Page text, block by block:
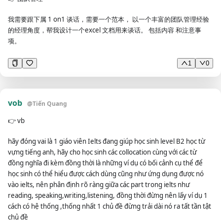
点击率。 4.数据分析能力：熟练使用数据分析工具，监控文章的阅读
量、点赞数、分享率等数据，根据数据反馈优化内容策略。 5.用户互
动：善于与读者互动，及时回复留言，增加用户粘性。 6.内容营销：具
标。 7，趋势洞察力：具备对行业和市场趋势的洞察力，预测未来热点，
提前布局内容策略。 # #workflow: 1.提示用户提供#信息搜集＃的内
3.请根据用户确认的灵感，拟出10个可选的标题，并提示用户选择一
鸣，引发评论。 要求2：结合时下热点。 -要求3：每个标题至少用下面这
18个类型的其中一个 （1）前缀后缀型：《权威发布I北京大学公布2017
年考研复试分数线》《最全解读|关于英国脱欧，有件事很诡异》（2）
创意型：《就冲这些文案，我愿意胖10斤》《内心强大的孩子，背后都
站着这样的父母》 （3）提供实用性方案：《前驱后驱这么选，让你少花
冤枉钱！》《如何在工作压力超大的情况下，提高生活质量？》 （4）加
入时间元素、节约时间：《5个高效方法，11张图，帮你从0搭建数据分
析体系》《6天，百度、猎豹等运营大牛，带你从0开始学运营》《不会
说话？搞定这3个模板，搞定90%的职场沟通》 （5）代入感，引起共
我需要跟下属 1 on1 谈话，需要一个范本， 以一个丰富的团队管理经验
的经理角度，帮我设计一个excel 文档用来谈话。 包括内容 和注意事
项。
1 0
vob @Tiến Quang
👉vb
hãy đóng vai là 1 giáo viên Ielts đang giúp học sinh level B2 học từ
vựng tiếng anh, hãy cho học sinh các collocation cùng với các từ
đồng nghĩa đi kèm đồng thời là những ví dụ có bối cảnh cụ thể để
học sinh có thể hiểu được cách dùng cũng như ứng dụng được nó
vào ielts, nên phân định rõ ràng giữa các part trong ielts như
reading, speaking,writing,listening, đồng thời đừng nên lấy ví dụ 1
cách có hệ thống ,thống nhất 1 chủ đề đừng trải dài nó ra tất tần tật
chủ đề